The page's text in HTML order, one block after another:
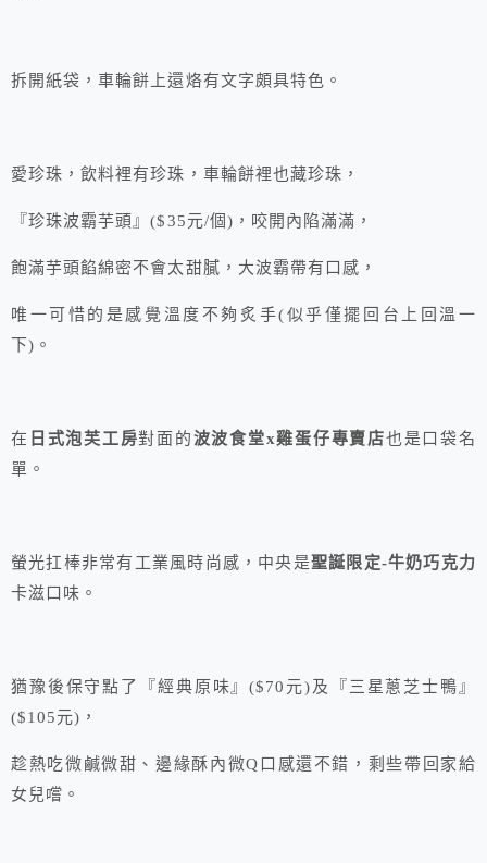
拆開紙袋，車輪餅上還烙有文字頗具特色。
愛珍珠，飲料裡有珍珠，車輪餅裡也藏珍珠，
『珍珠波霸芋頭』($35元/個)，咬開內陷滿滿，
飽滿芋頭餡綿密不會太甜膩，大波霸帶有口感，
唯一可惜的是感覺溫度不夠炙手(似乎僅擺回台上回溫一
下)。
在 日式泡芙工房對面的波波食堂x雞蛋仔專賣店也是口袋名
單。
螢光扛棒非常有工業風時尚感，中央是聖誕限定-牛奶巧克力
卡滋口味。
猶豫後保守點了『經典原味』($70元)及『三星蔥芝士鴨』
($105元)，
趁熱吃微鹹微甜、邊緣酥內微Q口感還不錯，剩些帶回家給
女兒嚐。